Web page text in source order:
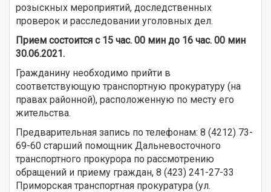
розыскных мероприятий, доследственных
проверок и расследовании уголовных дел.
Прием состоится с 15 час. 00 мин до 16 час. 00 мин
30.06.2021.
Гражданину необходимо прийти в
соответствующую транспортную прокуратуру (на
правах районной), расположенную по месту его
жительства.
Предварительная запись по телефонам: 8 (4212) 73-
69-60 старший помощник Дальневосточного
транспортного прокурора по рассмотрению
обращений и приему граждан, 8 (423) 241-27-33
Приморская транспортная прокуратура (ул.